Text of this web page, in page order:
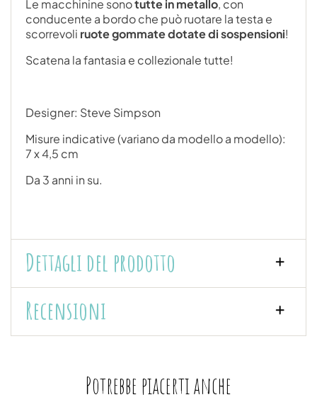
Le macchinine sonotutte in metallo, con
conducente a bordo che può ruotare la testa e
scorrevoli ruote gommate dotate di sospensioni!
Scatena la fantasia e collezionale tutte!
Designer: Steve Simpson
Misure indicative (variano da modello a modello):
7 x 4,5 cm
Da 3 anni in su.
Dettagli del prodotto
Recensioni
Potrebbe piacerti anche